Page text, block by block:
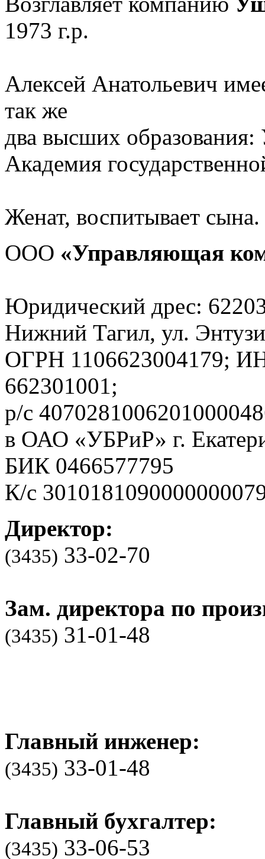
1973 г.р.
Алексей Анатольевич
так же
два высших
Академия
Женат, воспитывает сына.
ООО «Управляющая
Юридический дрес:
Нижний Тагил, ул.
ОГРН 1106623004179;
662301001;
р/с
в ОАО «УБРиР» г.
БИК 0466577795
К/с
Директор:
(3435) 33-02-70
Зам. директора по
(3435) 31-01-48
Главный инженер:
(3435) 33-01-48
Главный бухгалтер:
(3435) 33-06-53